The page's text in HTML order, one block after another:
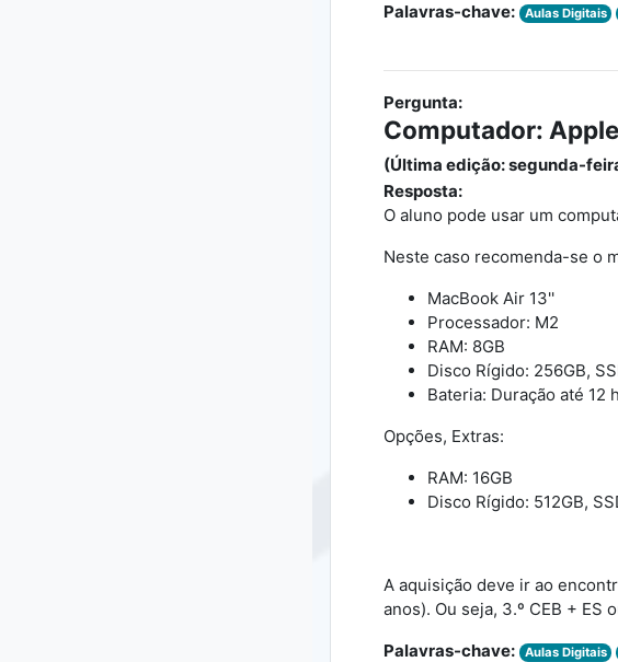
Palavras-chave:
Aulas Digitais
Pergunta:
Computador:
(Última edição: segunda-
Resposta:
O aluno pode usar um
Neste caso recomenda-se o
MacBook Air 13''
Processador: M2
RAM: 8GB
Disco Rígido: 256GB,
Bateria: Duração até 12
Opções, Extras:
RAM: 16GB
Disco Rígido: 512GB,
A aquisição deve ir ao
anos). Ou seja, 3.º CEB + ES
Palavras-chave:
Aulas Digitais